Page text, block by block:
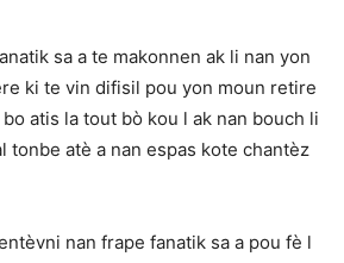
sa a te makonnen ak li nan yon
ki te vin difisil pou yon moun retire
atis la tout bò kou l ak nan bouch li
tonbe atè a nan espas kote chantèz
nan frape fanatik sa a pou fè l